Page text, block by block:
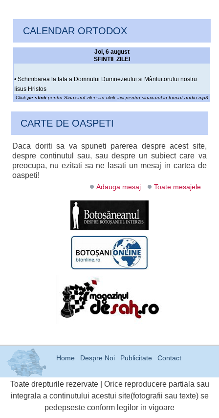
CALENDAR ORTODOX
Joi, 6 august
SFINTII ZILEI
• Schimbarea la fata a Domnului Dumnezeului si Mântuitorului nostru
Iisus Hristos
Click pe sfintipentru Sinaxarul zilei sau click aici pentru sinaxarul in format audio mp3
CARTE DE OASPETI
Daca doriti sa va spuneti parerea despre acest site,
despre continutul sau, sau despre un subiect care va
preocupa, nu ezitati sa ne lasati un mesaj in cartea de
oaspeti!
Adauga mesaj Toate mesajele
Home Despre Noi Publicitate Contact
Toate drepturile rezervate | Orice reproducere partiala sau
integrala a continutului acestui site(fotografii sau texte) se
pedepseste conform legilor in vigoare